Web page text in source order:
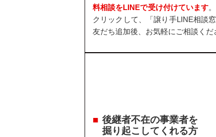
料相談をLINEで受け付けています
クリックして、「譲り手LINE相談
友だち追加後、お気軽にご相談くだ
後継者不在の事業者を
掘り起こしてくれる方